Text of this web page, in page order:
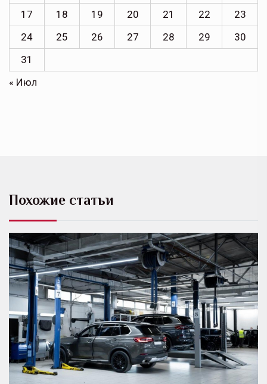
17
18 19 20 21 22
23
24
25 26 27 28 29
30
31
« Июл
Похожие статьи